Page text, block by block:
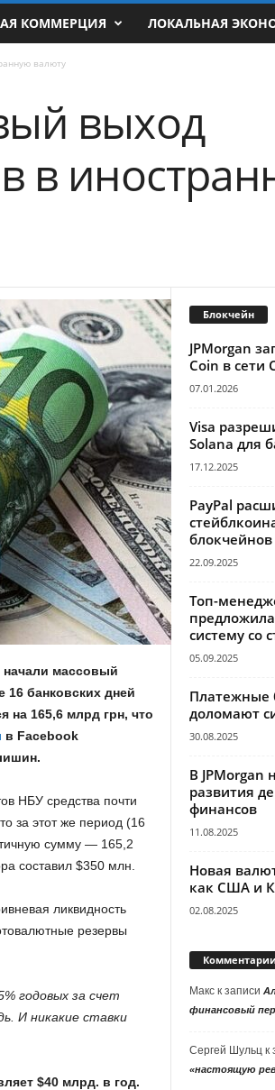
КОММЕРЦИЯ ЛОКАЛЬНАЯ
валюту
выход
в
начали массовый
банковских дней
на 165,6 млрд грн, что
в Facebook
НБУ средства почти
за этот же период (16
сумму — 165,2
составил $350 млн.
ликвидность
резервы
годовых за счет
И никакие ставки
$40 млрд. в год.
Блокчейн
JPMorgan
Coin в сети
07.01.2026
Visa
Solana для
17.12.2025
PayPal
блокчейнов
22.09.2025
Топ-
систему со
05.09.2025
Платежные
доломают
30.08.2025
В JPMorgan
развития
финансов
11.08.2025
Новая
как США и
02.08.2025
Комментарии
Макск записи
финансовый
Сергей Шульцк
«настоящую